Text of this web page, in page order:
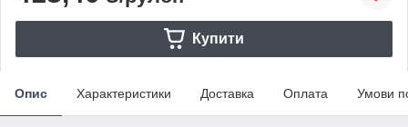
Купити
Опис Характеристики Доставка Оплата Умови